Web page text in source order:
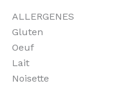
ALLERGENES
Gluten
Oeuf
Lait
Noisette